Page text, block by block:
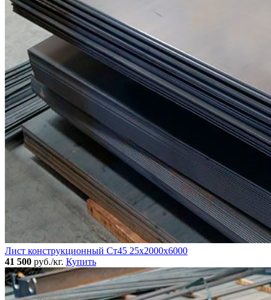
Лист конструкционный Ст45 25х2000х6000
41 500 руб./кг. Купить